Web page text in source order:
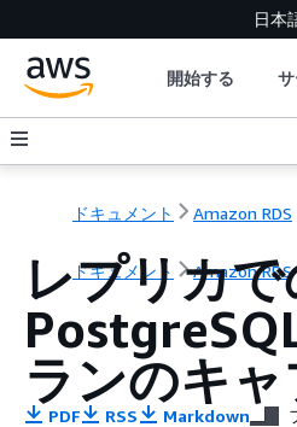
日本
開始する
ドキュメント Amazon RDS
ドキュメント Amazon RDS
レプリカ
ランのキャ
PDF RSS Markdown